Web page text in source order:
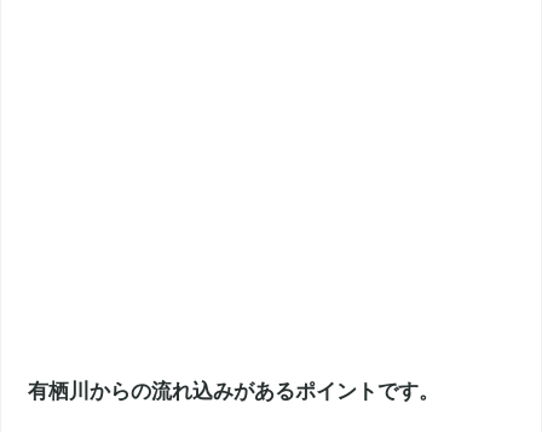
有栖川からの流れ込みがあるポイントです。